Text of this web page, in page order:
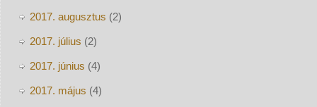
2017. augusztus (2)
2017. július (2)
2017. június (4)
2017. május (4)